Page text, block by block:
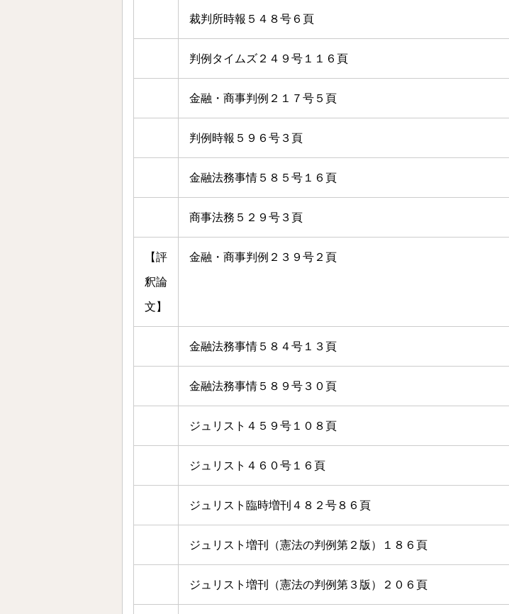
裁判所時報５４８号６頁
判例タイムズ２４９号１１６頁
金融・商事判例２１７号５頁
判例時報５９６号３頁
金融法務事情５８５号１６頁
商事法務５２９号３頁
【評
釈論
文】
金融・商事判例２３９号２頁
金融法務事情５８４号１３頁
金融法務事情５８９号３０頁
ジュリスト４５９号１０８頁
ジュリスト４６０号１６頁
ジュリスト臨時増刊４８２号８６頁
ジュリスト増刊（憲法の判例第２版）１８６頁
ジュリスト増刊（憲法の判例第３版）２０６頁